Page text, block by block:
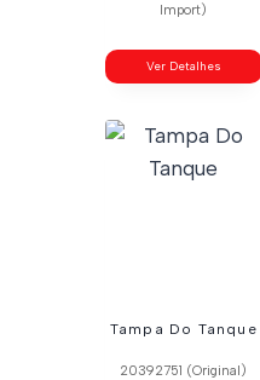
Import)
Ver Detalhes
Tampa Do Tanque
20392751 (Original)